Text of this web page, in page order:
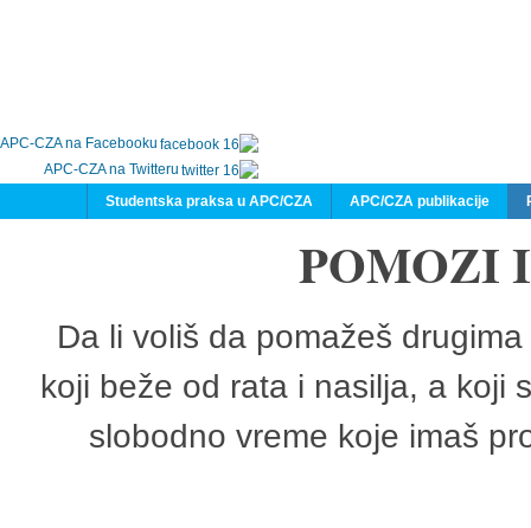
APC-CZA na Facebooku
APC-CZA na Twitteru
APC/CZA publikacije
Studentska praksa u APC/CZA
POMOZI
Da li voliš da pomažeš
koji beže od rata i nasilja, a koji
slobodno vreme koje imaš